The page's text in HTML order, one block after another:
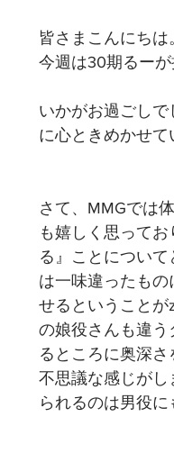
皆さまこんにちは
今週は30期るーが
いかがお過ごし
に心ときめかせ
さて、MMGでは
も嬉しく思って
る』ことについ
は一味違ったも
せるということ
の娘役さんも違
るところに奥深
不思議な感じがし
られるのは男役